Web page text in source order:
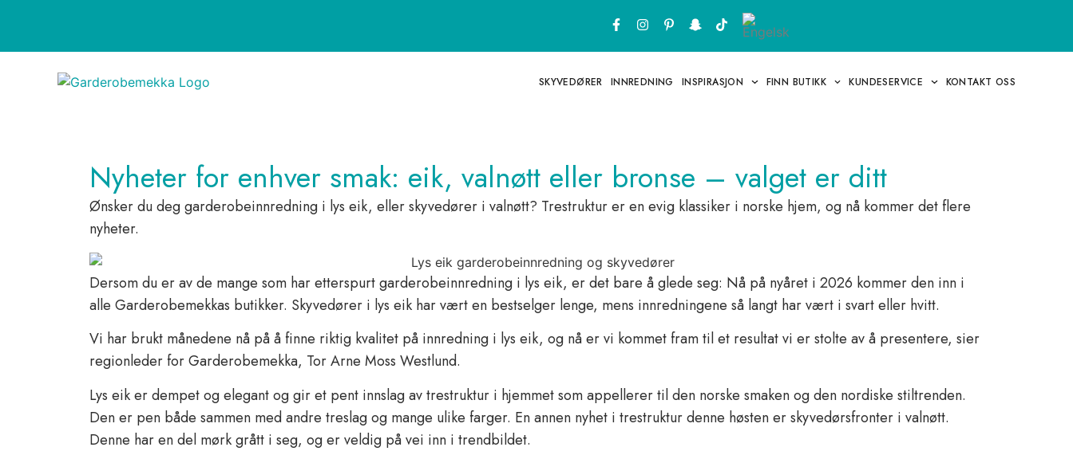
SKYVEDØRER INNREDNING INSPIRASJON FINN BUTIKK KUNDESERVICE KONTAKT OSS
Nyheter for enhver smak: eik, valnøtt eller bronse – valget er ditt
Ønsker du deg garderobeinnredning i lys eik, eller skyvedører i valnøtt? Trestruktur er en evig klassiker i norske hjem, og nå kommer det flere
nyheter.
Dersom du er av de mange som har etterspurt garderobeinnredning i lys eik, er det bare å glede seg: Nå på nyåret i 2026 kommer den inn i
alle Garderobemekkas butikker. Skyvedører i lys eik har vært en bestselger lenge, mens innredningene så langt har vært i svart eller hvitt.
Vi har brukt månedene nå på å finne riktig kvalitet på innredning i lys eik, og nå er vi kommet fram til et resultat vi er stolte av å presentere, sier
regionleder for Garderobemekka, Tor Arne Moss Westlund.
Lys eik er dempet og elegant og gir et pent innslag av trestruktur i hjemmet som appellerer til den norske smaken og den nordiske stiltrenden.
Den er pen både sammen med andre treslag og mange ulike farger. En annen nyhet i trestruktur denne høsten er skyvedørsfronter i valnøtt.
Denne har en del mørk grått i seg, og er veldig på vei inn i trendbildet.